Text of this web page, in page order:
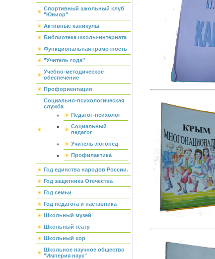
Спортивный школьный клуб
"Юниор"
Активные каникулы
Библиотека школы-интерната
Функциональная грамотность
"Учитель года"
Учебно-методическое
обеспечение
Профориентация
Социально-психологическая
служба
Педагог-психолог
Социальный
педагог
Учитель-логопед
Профилактика
Год единства народов России.
Год защитника Отечества
Год семьи
Год педагога и наставника
Школьный музей
Школьный театр
Школьный хор
Школьное научное общество
"Империя наук"